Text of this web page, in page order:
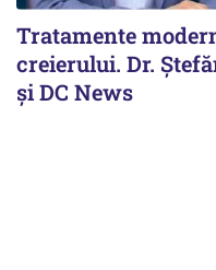
Tratamente
creierului. Dr.
și DC News